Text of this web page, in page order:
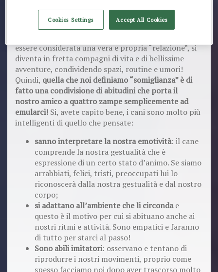
Ovviamente sappiamo che non può essere vero ma,
allora, a cosa è dovuta questa somiglianza?
essere considerata una vera e propria “relazione”, si
diventa in fretta compagni di vita e di bellissime
avventure, condividendo spazi, routine e umori!
Quindi, quella che noi definiamo “somiglianza” è di
fatto una condivisione di abitudini che porta il
nostro amico a quattro zampe semplicemente ad
emularci! Si, avete capito bene, i cani sono molto più
intelligenti di quello che pensate:
sanno interpretare la nostra emotività: il cane
comprende la nostra gestualità che è
espressione di un certo stato d’animo. Se siamo
arrabbiati, felici, tristi, preoccupati lui lo
riconoscerà dalla nostra gestualità e dal nostro
corpo;
si adattano all’ambiente che li circondae
questo è il motivo per cui si abituano anche ai
nostri ritmi e attività. Sono empatici e faranno
di tutto per starci al passo!
Sono abili imitatori: osservano e tentano di
riprodurre i nostri movimenti, proprio come
spesso facciamo noi dopo aver trascorso molto
Cookies Settings Accept All Cookies